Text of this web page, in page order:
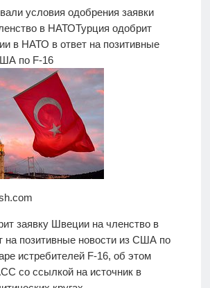
условия одобрения заявки
в НАТОТурция одобрит
в НАТО в ответ на позитивные
по F-16
заявку Швеции на членство в
на позитивные новости из США по
истребителей F-16, об этом
со ссылкой на источник в